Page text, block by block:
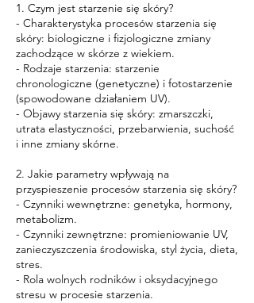
1. Czym jest starzenie się skóry?
- Charakterystyka procesów starzenia się
skóry: biologiczne i fizjologiczne zmiany
zachodzące w skórze z wiekiem.
- Rodzaje starzenia: starzenie
chronologiczne (genetyczne) i fotostarzenie
(spowodowane działaniem UV).
- Objawy starzenia się skóry: zmarszczki,
utrata elastyczności, przebarwienia, suchość
i inne zmiany skórne.
2. Jakie parametry wpływają na
przyspieszenie procesów starzenia się skóry?
- Czynniki wewnętrzne: genetyka, hormony,
metabolizm.
- Czynniki zewnętrzne: promieniowanie UV,
zanieczyszczenia środowiska, styl życia, dieta,
stres.
- Rola wolnych rodników i oksydacyjnego
stresu w procesie starzenia.